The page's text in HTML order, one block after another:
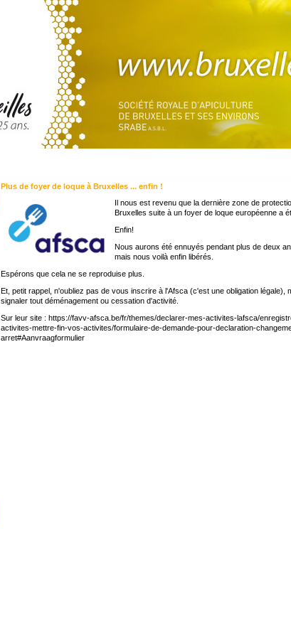
Plus de foyer de loque à Bruxelles ... enfin !
Il nous est revenu que la dernière zone de
Bruxelles suite à un foyer de loque européenne a
Enfin!
Nous aurons été ennuyés pendant plus de deux
mais nous voilà enfin libérés.
Espérons que cela ne se reproduise plus.
Et, petit rappel, n'oubliez pas de vous inscrire à l'Afsca (c'est une obligation légale),
signaler tout déménagement ou cessation d'activité.
Sur leur site : https://favv-afsca.be/fr/themes/declarer-mes-activites-lafsca/
activites-mettre-fin-vos-activites/formulaire-de-demande-pour-declaration-
arret#Aanvraagformulier